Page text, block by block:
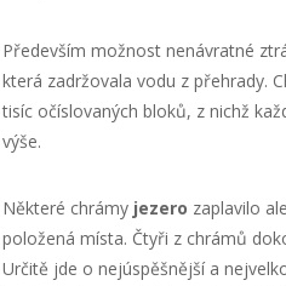
Především možnost nenávratné
která zadržovala vodu z přehrady.
tisíc očíslovaných bloků, z nichž
výše.
Některé chrámy jezero zaplavilo
položená místa. Čtyři z chrámů
Určitě jde o nejúspěšnější a